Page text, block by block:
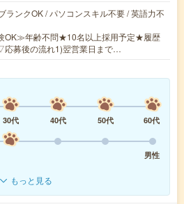
ランクOK / パソコンスキル不要 / 英語力不
OK≫年齢不問★10名以上採用予定★履歴
応募後の流れ1)翌営業日まで…
30代 40代 50代
60代
男性
もっと見る